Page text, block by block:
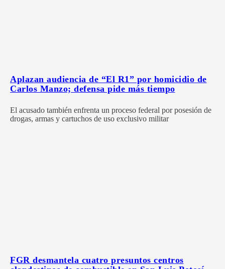
Aplazan audiencia de “El R1” por homicidio de
Carlos Manzo; defensa pide más tiempo
El acusado también enfrenta un proceso federal por posesión de
drogas, armas y cartuchos de uso exclusivo militar
FGR desmantela cuatro presuntos centros